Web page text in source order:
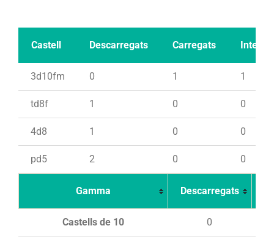
Castell Descarregats Carregats Intents
3d10fm 0 1 1
td8f 1 0 0
4d8 1 0 0
pd5 2 0 0
Gamma Descarregats
Castells de 10 0